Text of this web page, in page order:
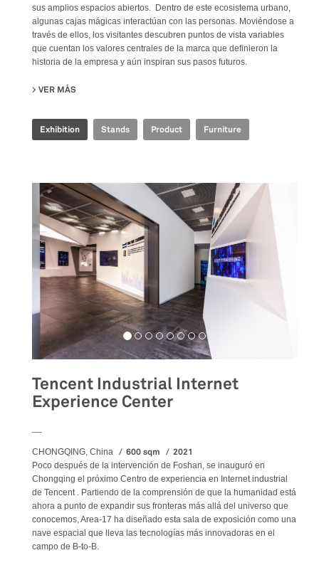
sus amplios espacios abiertos. Dentro de este ecosistema urbano,
algunas cajas mágicas interactúan con las personas. Moviéndose a
través de ellos, los visitantes descubren puntos de vista variables
que cuentan los valores centrales de la marca que definieron la
historia de la empresa y aún inspiran sus pasos futuros.
VER MÁS
Exhibition Stands Product Furniture
Tencent Industrial Internet
Experience Center
CHONGQING, China 600 sqm 2021
Poco después de la intervención de Foshan, se inauguró en
Chongqing el próximo Centro de experiencia en Internet industrial
de Tencent . Partiendo de la comprensión de que la humanidad está
ahora a punto de expandir sus fronteras más allá del universo que
conocemos, Area-17 ha diseñado esta sala de exposición como una
nave espacial que lleva las tecnologías más innovadoras en el
campo de B-to-B.